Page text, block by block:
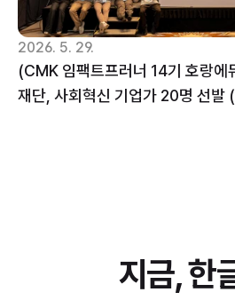
2026. 5. 29.
(CMK 임팩트프러너 14기 호랑에
재단, 사회혁신 기업가 20명 선발
지금, 한